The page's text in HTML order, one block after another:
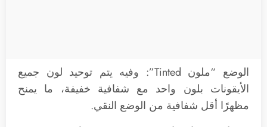
الوضع “ملون Tinted”: وفيه يتم توحيد لون جميع
الأيقونات بلون واحد مع شفافية خفيفة، ما يمنح
مظهرًا أقل شفافية من الوضع النقي.